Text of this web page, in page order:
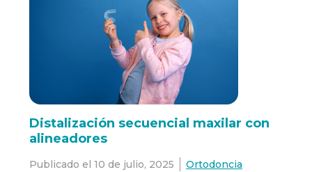
Distalización secuencial maxilar con
alineadores
Publicado el 10 de julio, 2025 Ortodoncia